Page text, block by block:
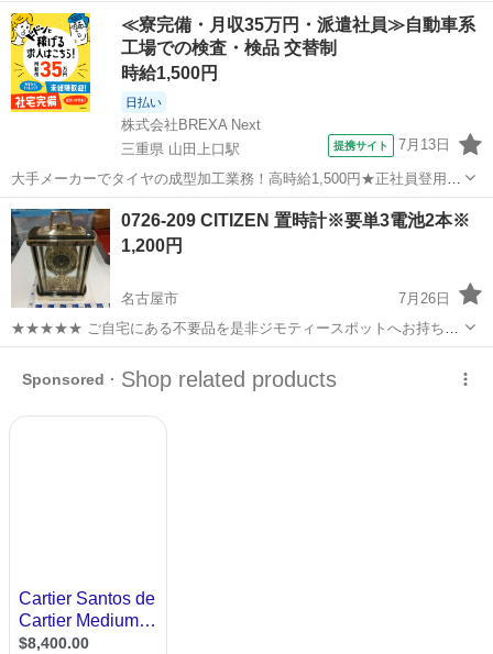
みしませんか？ 家電、趣味・スポーツ・レジャー用品、こども用品、
衣料服飾品、生活雑貨、家具、本、CD・DVDなどが無料でまとめて持
ち込めます！ ※詳細はこ...
愛知 名古屋市 時計 現地
≪寮完備・月収35万円・派遣社員≫自動車系
工場での検査・検品 交替制
時給1,500円
日払い
株式会社BREXA Next
三重県 山田上口駅
提携サイト 7月13日
大手メーカーでタイヤの成型加工業務！高時給1,500円★正社員登用制
度あり！ワンルーム寮完備！マイカー通勤OK！無料駐車場あり！《三
重県伊勢市》 人気の工場のお仕事 ◇タイヤの製造◇ トラック・バ
ス・RV車用を中心とした...
三重 伊勢市 その他
0726-209 CITIZEN 置時計※要単3電池2本※
1,200円
名古屋市
7月26日
★★★★★ ご自宅にある不要品を是非ジモティースポットへお持ち込
みしませんか？ 家電、趣味・スポーツ・レジャー用品、こども用品、
衣料服飾品、生活雑貨、家具、本、CD・DVDなどが無料でまとめて持
ち込めます！ ※詳細はこ...